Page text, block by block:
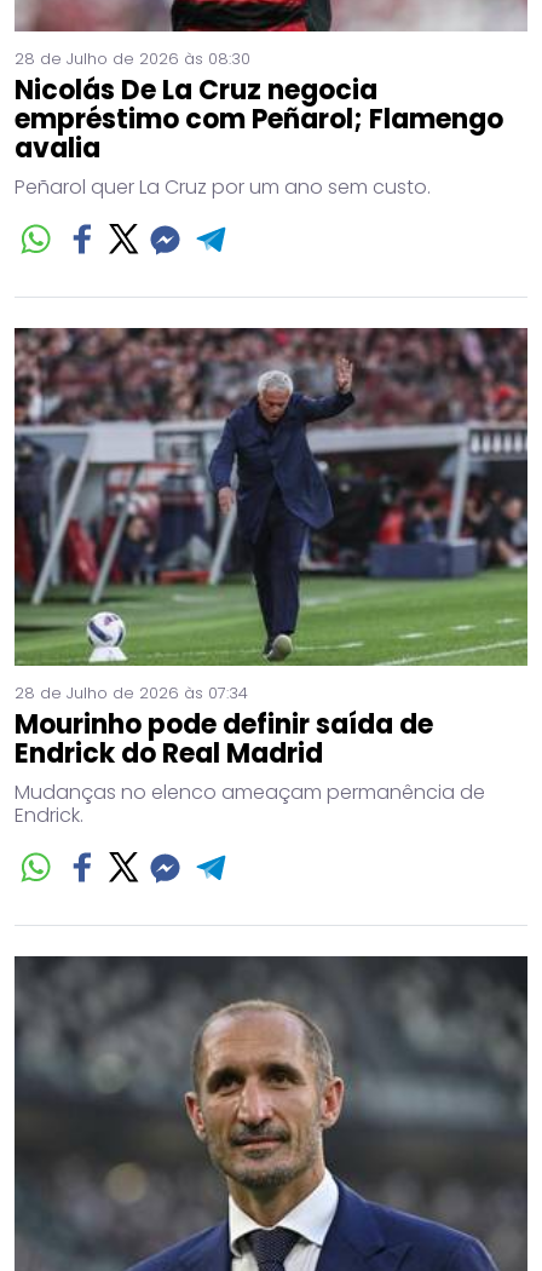
28 de Julho de 2026 às 08:30
Nicolás De La Cruz negocia
empréstimo com Peñarol; Flamengo
avalia
Peñarol quer La Cruz por um ano sem custo.
28 de Julho de 2026 às 07:34
Mourinho pode definir saída de
Endrick do Real Madrid
Mudanças no elenco ameaçam permanência de
Endrick.